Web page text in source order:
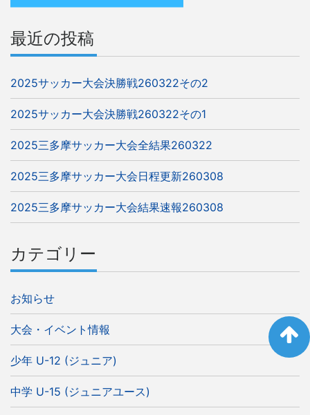
最近の投稿
2025サッカー大会決勝戦260322その2
2025サッカー大会決勝戦260322その1
2025三多摩サッカー大会全結果260322
2025三多摩サッカー大会日程更新260308
2025三多摩サッカー大会結果速報260308
カテゴリー
お知らせ
大会・イベント情報
少年 U-12 (ジュニア)
中学 U-15 (ジュニアユース)